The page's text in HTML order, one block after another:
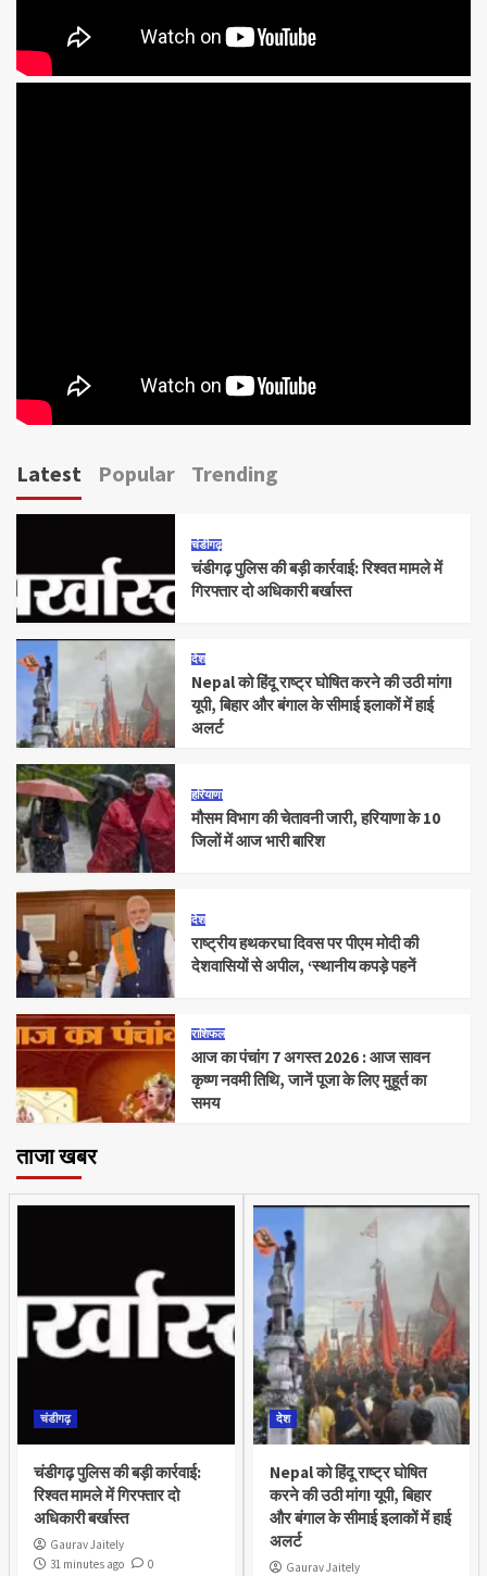
Latest Popular Trending
चंडीगढ़
चंडीगढ़ पुलिस की बड़ी कार्रवाई: रिश्वत मामले में
गिरफ्तार दो अधिकारी बर्खास्त
देश
Nepal को हिंदू राष्ट्र घोषित करने की उठी मांग!
यूपी, बिहार और बंगाल के सीमाई इलाकों में हाई
अलर्ट
हरियाणा
मौसम विभाग की चेतावनी जारी, हरियाणा के 10
जिलों में आज भारी बारिश
देश
राष्ट्रीय हथकरघा दिवस पर पीएम मोदी की
देशवासियों से अपील, ‘स्थानीय कपड़े पहनें
राशिफल
आज का पंचांग 7 अगस्त 2026 : आज सावन
कृष्ण नवमी तिथि, जानें पूजा के लिए मुहूर्त का
समय
ताजा खबर
चंडीगढ़
चंडीगढ़ पुलिस की बड़ी कार्रवाई:
रिश्वत मामले में गिरफ्तार दो
अधिकारी बर्खास्त
Gaurav Jaitely
31 minutes ago
0
देश
Nepal को हिंदू राष्ट्र घोषित
करने की उठी मांग! यूपी, बिहार
और बंगाल के सीमाई इलाकों में हाई
अलर्ट
Gaurav Jaitely